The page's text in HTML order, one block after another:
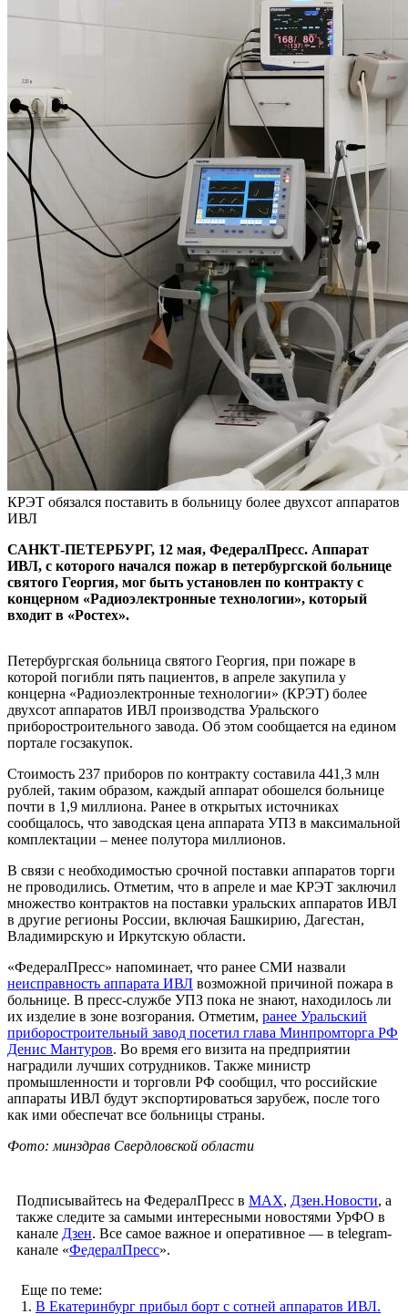
КРЭТ обязался поставить в больницу более двухсот аппаратов
ИВЛ
САНКТ-ПЕТЕРБУРГ, 12 мая, ФедералПресс. Аппарат
ИВЛ, с которого начался пожар в петербургской больнице
святого Георгия, мог быть установлен по контракту с
концерном «Радиоэлектронные технологии», который
входит в «Ростех».
Петербургская больница святого Георгия, при пожаре в
которой погибли пять пациентов, в апреле закупила у
концерна «Радиоэлектронные технологии» (КРЭТ) более
двухсот аппаратов ИВЛ производства Уральского
приборостроительного завода. Об этом сообщается на едином
портале госзакупок.
Стоимость 237 приборов по контракту составила 441,3 млн
рублей, таким образом, каждый аппарат обошелся больнице
почти в 1,9 миллиона. Ранее в открытых источниках
сообщалось, что заводская цена аппарата УПЗ в максимальной
комплектации – менее полутора миллионов.
В связи с необходимостью срочной поставки аппаратов торги
не проводились. Отметим, что в апреле и мае КРЭТ заключил
множество контрактов на поставки уральских аппаратов ИВЛ
в другие регионы России, включая Башкирию, Дагестан,
Владимирскую и Иркутскую области.
«ФедералПресс» напоминает, что ранее СМИ назвали
неисправность аппарата ИВЛ возможной причиной пожара в
больнице. В пресс-службе УПЗ пока не знают, находилось ли
их изделие в зоне возгорания. Отметим, ранее Уральский
приборостроительный завод посетил глава Минпромторга РФ
Денис Мантуров. Во время его визита на предприятии
наградили лучших сотрудников. Также министр
промышленности и торговли РФ сообщил, что российские
аппараты ИВЛ будут экспортироваться зарубеж, после того
как ими обеспечат все больницы страны.
Фото: минздрав Свердловской области
Подписывайтесь на ФедералПресс в МАХ, Дзен.Новости, а
также следите за самыми интересными новостями УрФО в
канале Дзен. Все самое важное и оперативное — в telegram-
канале «ФедералПресс».
Еще по теме:
1. В Екатеринбург прибыл борт с сотней аппаратов ИВЛ.